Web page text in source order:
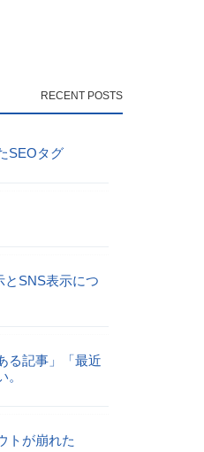
SEOタグ
とSNS表示につ
る記事」「最近
トが崩れた